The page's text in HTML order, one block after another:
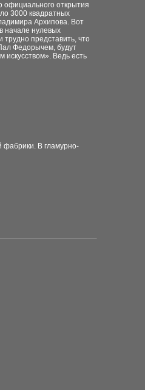
официального открытия
3000 квадратных
Архипова. Вот
начале нулевых
представить, что
Федорычем, будут
искусством». Ведь есть
фабрики. В гламурно-